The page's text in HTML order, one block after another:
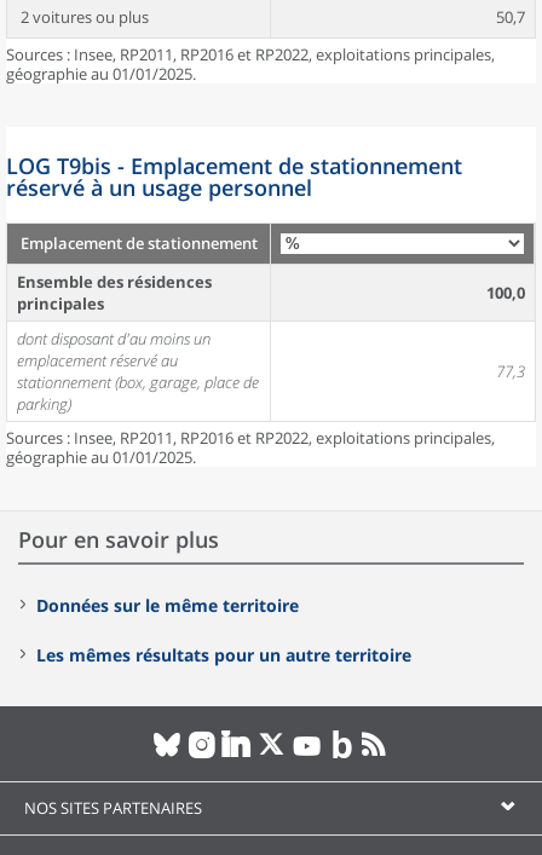
2 voitures ou plus
50,7
Sources : Insee, RP2011, RP2016 et RP2022, exploitations principales,
géographie au 01/01/2025.
LOG T9bis - Emplacement de stationnement
réservé à un usage personnel
Emplacement de stationnement
Ensemble des résidences
principales
100,0
dont disposant d'au moins un
emplacement réservé au
stationnement (box, garage, place de
parking)
77,3
Sources : Insee, RP2011, RP2016 et RP2022, exploitations principales,
géographie au 01/01/2025.
Pour en savoir plus
Données sur le même territoire
Les mêmes résultats pour un autre territoire
NOS SITES PARTENAIRES